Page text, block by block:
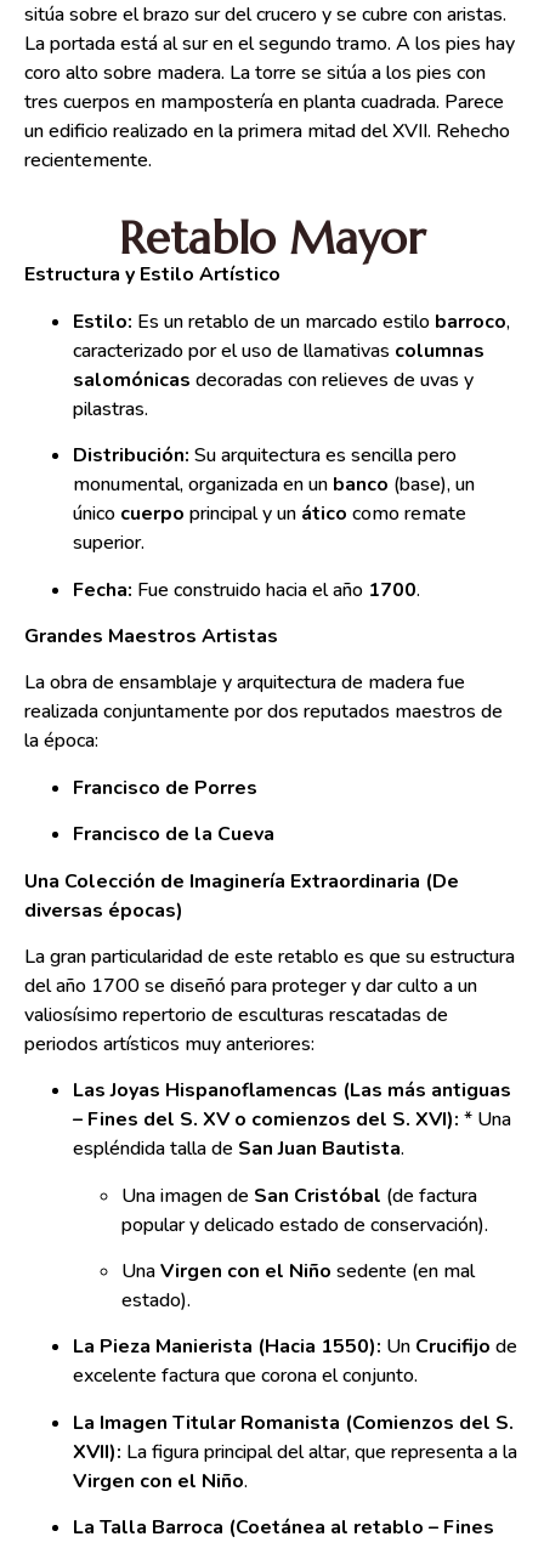
sitúa sobre el brazo sur del crucero y se cubre con aristas.
La portada está al sur en el segundo tramo. A los pies hay
coro alto sobre madera. La torre se sitúa a los pies con
tres cuerpos en mampostería en planta cuadrada. Parece
un edificio realizado en la primera mitad del XVII. Rehecho
recientemente.
Retablo Mayor
Estructura y Estilo Artístico
Estilo: Es un retablo de un marcado estilo barroco,
caracterizado por el uso de llamativas columnas
salomónicas decoradas con relieves de uvas y
pilastras.
Distribución: Su arquitectura es sencilla pero
monumental, organizada en un banco (base), un
único cuerpo principal y un ático como remate
superior.
Fecha: Fue construido hacia el año 1700.
Grandes Maestros Artistas
La obra de ensamblaje y arquitectura de madera fue
realizada conjuntamente por dos reputados maestros de
la época:
Francisco de Porres
Francisco de la Cueva
Una Colección de Imaginería Extraordinaria (De
diversas épocas)
La gran particularidad de este retablo es que su estructura
del año 1700 se diseñó para proteger y dar culto a un
valiosísimo repertorio de esculturas rescatadas de
periodos artísticos muy anteriores:
Las Joyas Hispanoflamencas (Las más antiguas
– Fines del S. XV o comienzos del S. XVI): * Una
espléndida talla de San Juan Bautista.
Una imagen de San Cristóbal (de factura
popular y delicado estado de conservación).
UnaVirgen con el Niño sedente (en mal
estado).
La Pieza Manierista (Hacia 1550): Un Crucifijo de
excelente factura que corona el conjunto.
La Imagen Titular Romanista (Comienzos del S.
XVII): La figura principal del altar, que representa a la
Virgen con el Niño.
La Talla Barroca (Coetánea al retablo – Fines